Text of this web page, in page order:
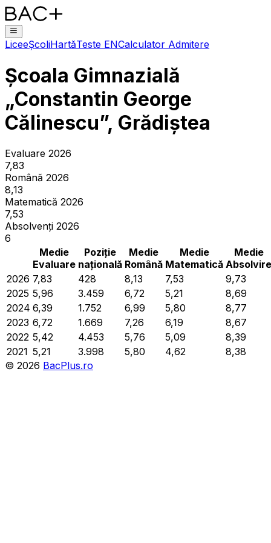
LiceeȘcoliHartăTeste ENCalculator Admitere
Școala Gimnazială
„Constantin George
Călinescu”, Grădiștea
Evaluare 2026
7,83
Română 2026
8,13
Matematică 2026
7,53
Absolvenți 2026
6
Medie
Evaluare
Poziție
națională
Medie
Română
Medie
Matematică
Medie
Absolvire
2026 7,83 428 8,13 7,53
9,73
2025 5,96 3.459 6,72 5,21
8,69
2024 6,39 1.752 6,99 5,80
8,77
2023 6,72 1.669 7,26 6,19
8,67
2022 5,42 4.453 5,76 5,09
8,39
2021 5,21 3.998 5,80 4,62
8,38
© 2026 BacPlus.ro